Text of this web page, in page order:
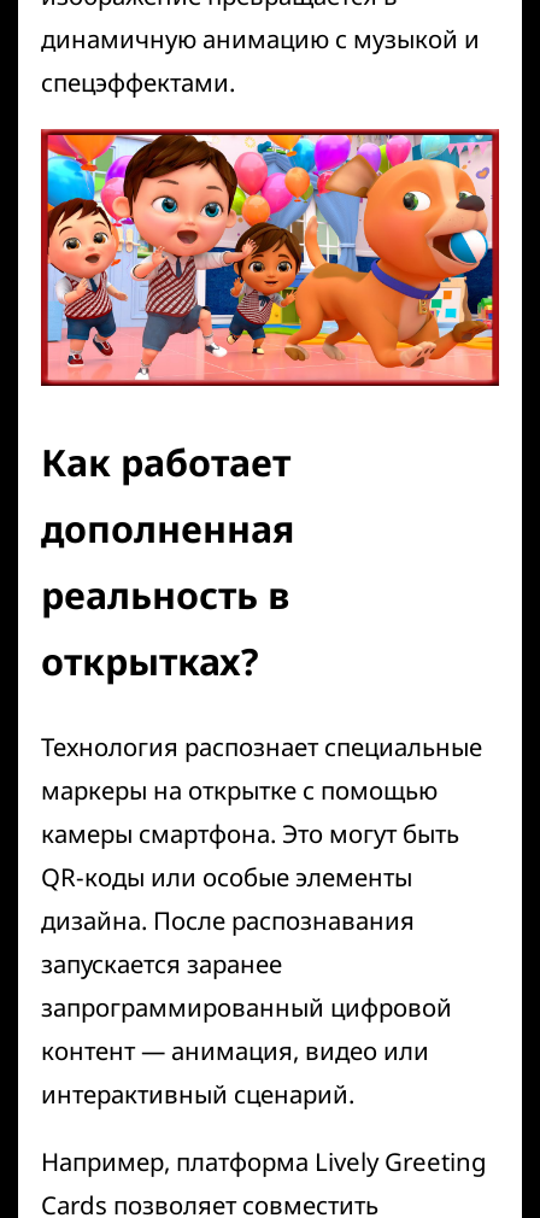
динамичную анимацию с музыкой и
спецэффектами.
Как работает
дополненная
реальность в
открытках?
Технология распознает специальные
маркеры на открытке с помощью
камеры смартфона. Это могут быть
QR-коды или особые элементы
дизайна. После распознавания
запускается заранее
запрограммированный цифровой
контент — анимация, видео или
интерактивный сценарий.
Например, платформа Lively Greeting
Cards позволяет совместить